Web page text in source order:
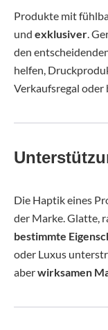
Produkte mit
und exklusiver.
den
helfen,
Verkaufsregal oder
Die Haptik eines
der Marke. Glatte,
bestimmte
oder Luxus
aberwirksamen